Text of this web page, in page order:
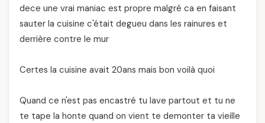
dece une vrai maniac est propre malgré ca en faisant
sauter la cuisine c'était degueu dans les rainures et
derrière contre le mur
Certes la cuisine avait 20ans mais bon voilà quoi
Quand ce n'est pas encastré tu lave partout et tu ne
te tape la honte quand on vient te demonter ta vieille